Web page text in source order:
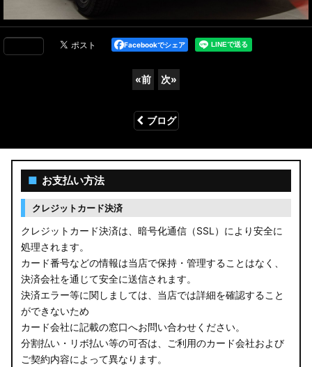
Facebookでシェア
«前 次»
ブログ
■ お支払い方法
クレジットカード決済
クレジットカード決済は、暗号化通信（SSL）により安全に
処理されます。
カード番号などの情報は当店で保持・管理することはなく、
決済会社を通じて安全に送信されます。
決済エラー等に関しましては、当店では詳細を確認すること
ができないため
カード会社に記載の窓口へお問い合わせください。
分割払い・リボ払い等の可否は、ご利用のカード会社および
ご契約内容によって異なります。